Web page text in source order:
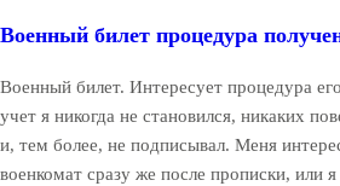
Военный билет процедура
Военный билет. Интересует процедура
учет я никогда не становился, никаких
и, тем более, не подписывал. Меня
военкомат сразу же после прописки, или